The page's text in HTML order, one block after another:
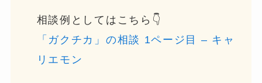
相談例としてはこちら👇
「ガクチカ」の相談 1ページ目 – キャ
リエモン